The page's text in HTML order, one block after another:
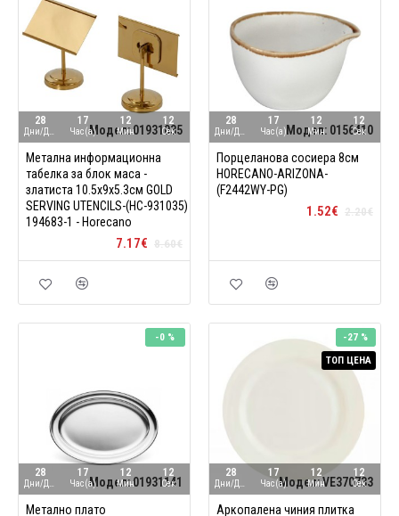
28 17
Час(а)
12
Мин
11
Сек
Модел:01931035
Метална информационна
табелка за блок маса -
златиста 10.5х9х5.3см GOLD
SERVING UTENCILS-(HC-931035)
194683-1 - Horecano
7.17€ 8.60€
28 17
Час(а)
12
Мин
11
Сек
Модел: 0156410
Порцеланова сосиера 8см
HORECANO-ARIZONA-
(F2442WY-PG)
1.52€ 2.20€
-0 %
28 17
Час(а)
12
Мин
11
Сек
Модел:01931141
Метално плато
ТОП ЦЕНА
-27 %
28 17
Час(а)
12
Мин
11
Сек
Модел:VE370733
Аркопалена чиния плитка